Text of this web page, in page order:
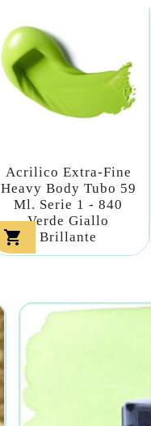
Acrilico Extra-Fine
Heavy Body Tubo 59
Ml. Serie 1 - 840
Verde Giallo
Brillante
